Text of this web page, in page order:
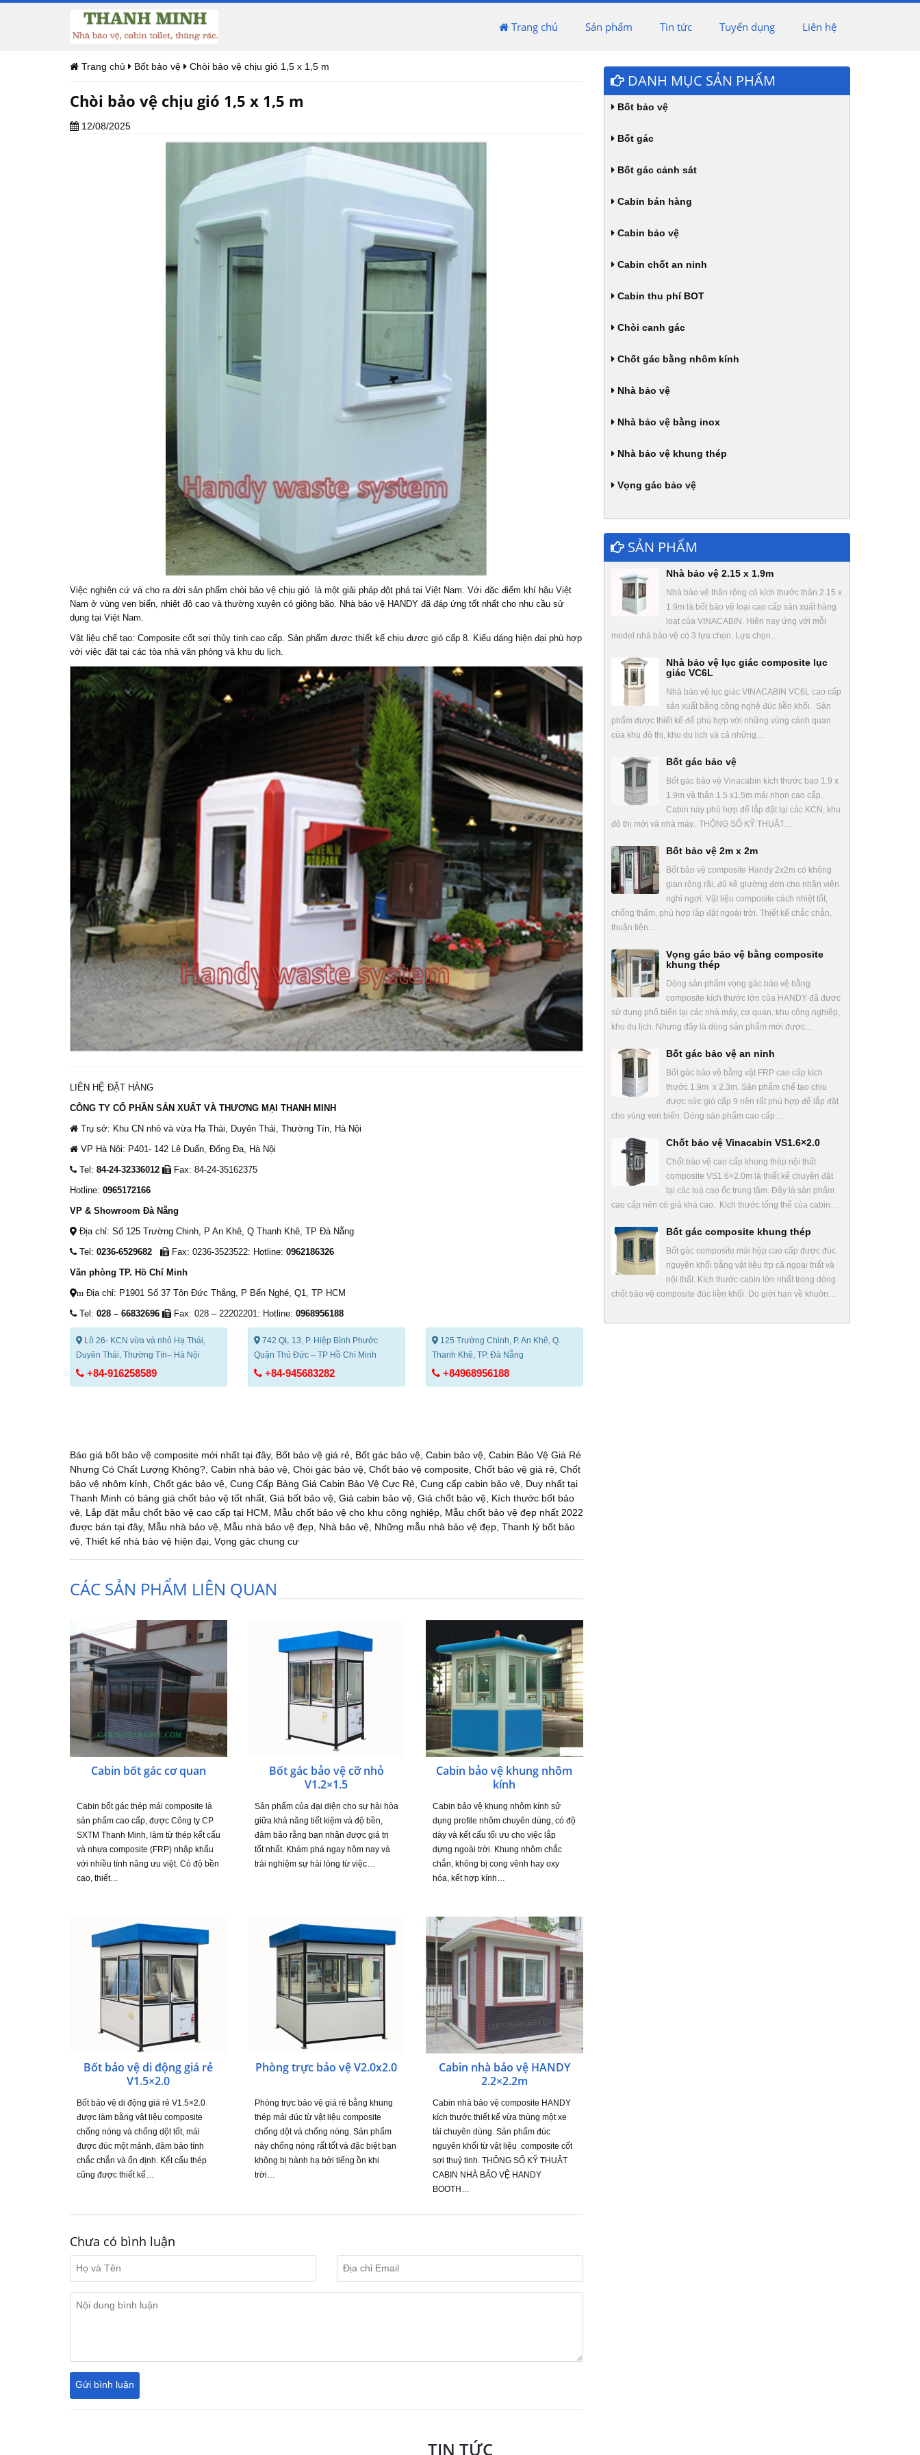
Trang chủ Sản phẩm Tin tức Tuyển dụng Liên hệ
Trang chủ Bốt bảo vệ Chòi bảo vệ chịu gió 1,5 x 1,5 m
Chòi bảo vệ chịu gió 1,5 x 1,5 m
12/08/2025
Việc nghiên cứ và cho ra đời sản phẩm chòi bảo vệ chịu gió là một giải pháp đột phá tại Việt Nam. Với đặc điểm khí hậu Việt
Nam ở vùng ven biển, nhiệt độ cao và thường xuyên có giông bão. Nhà bảo vệ HANDY đã đáp ứng tốt nhất cho nhu cầu sử
dụng tại Việt Nam.
Vật liệu chế tạo: Composite cốt sợi thủy tinh cao cấp. Sản phẩm được thiết kế chịu được gió cấp 8. Kiểu dáng hiện đại phù hợp
với việc đặt tại các tòa nhà văn phòng và khu du lịch.
LIÊN HỆ ĐẶT HÀNG
CÔNG TY CỔ PHẦN SẢN XUẤT VÀ THƯƠNG MẠI THANH MINH
Trụ sở: Khu CN nhỏ và vừa Hạ Thái, Duyên Thái, Thường Tín, Hà Nội
VP Hà Nội: P401- 142 Lê Duẩn, Đống Đa, Hà Nội
Tel: 84-24-32336012
Fax: 84-24-35162375
Hotline: 0965172166
VP & Showroom Đà Nẵng
Địa chỉ: Số 125 Trường Chinh, P An Khê, Q Thanh Khê, TP Đà Nẵng
Tel: 0236-6529682 Fax: 0236-3523522: Hotline: 0962186326
Văn phòng TP. Hồ Chí Minh
m Địa chỉ: P1901 Số 37 Tôn Đức Thắng, P Bến Nghé, Q1, TP HCM
Tel: 028 – 66832696 Fax: 028 – 22202201: Hotline: 0968956188
Lô 26- KCN vừa và nhỏ Hạ Thái,
Duyên Thái, Thường Tín– Hà Nội
+84-916258589
742 QL 13, P. Hiệp Bình Phước
Quận Thủ Đức – TP Hồ Chí Minh
+84-945683282
125 Trường Chinh, P. An Khê, Q.
Thanh Khê, TP. Đà Nẵng
+84968956188
Báo giá bốt bảo vệ composite mới nhất tại đây, Bốt bảo vệ giá rẻ, Bốt gác bảo vệ, Cabin bảo vệ, Cabin Bảo Vệ Giá Rẻ
Nhưng Có Chất Lượng Không?, Cabin nhà bảo vệ, Chòi gác bảo vệ, Chốt bảo vệ composite, Chốt bảo vệ giá rẻ, Chốt
bảo vệ nhôm kính, Chốt gác bảo vệ, Cung Cấp Bảng Giá Cabin Bảo Vệ Cực Rẻ, Cung cấp cabin bảo vệ, Duy nhất tại
Thanh Minh có bảng giá chốt bảo vệ tốt nhất, Giá bốt bảo vệ, Giá cabin bảo vệ, Giá chốt bảo vệ, Kích thước bốt bảo
vệ, Lắp đặt mẫu chốt bảo vệ cao cấp tại HCM, Mẫu chốt bảo vệ cho khu công nghiệp, Mẫu chốt bảo vệ đẹp nhất 2022
được bán tại đây, Mẫu nhà bảo vệ, Mẫu nhà bảo vệ đẹp, Nhà bảo vệ, Những mẫu nhà bảo vệ đẹp, Thanh lý bốt bảo
vệ, Thiết kế nhà bảo vệ hiện đại, Vọng gác chung cư
CÁC SẢN PHẨM LIÊN QUAN
Cabin bốt gác cơ quan
Cabin bốt gác thép mái composite là
sản phẩm cao cấp, được Công ty CP
SXTM Thanh Minh, làm từ thép kết cấu
và nhựa composite (FRP) nhập khẩu
với nhiều tính năng ưu việt. Có độ bền
cao, thiết…
Bốt gác bảo vệ cỡ nhỏ
V1.2×1.5
Sản phẩm của đại diện cho sự hài hòa
giữa khả năng tiết kiệm và độ bền,
đảm bảo rằng bạn nhận được giá trị
tốt nhất. Khám phá ngay hôm nay và
trải nghiệm sự hài lòng từ việc…
Cabin bảo vệ khung nhôm
kính
Cabin bảo vệ khung nhôm kính sử
dụng profile nhôm chuyên dùng, có độ
dày và kết cấu tối ưu cho việc lắp
dựng ngoài trời. Khung nhôm chắc
chắn, không bị cong vênh hay oxy
hóa, kết hợp kính…
Bốt bảo vệ di động giá rẻ
V1.5×2.0
Bốt bảo vệ di động giá rẻ V1.5×2.0
được làm bằng vật liệu composite
chống nóng và chống dột tốt, mái
được đúc một mảnh, đảm bảo tính
chắc chắn và ổn định. Kết cấu thép
cũng được thiết kế…
Phòng trực bảo vệ V2.0x2.0
Phòng trực bảo vệ giá rẻ bằng khung
thép mái đúc từ vật liệu composite
chống dột và chống nóng. Sản phẩm
này chống nóng rất tốt và đặc biệt bạn
không bị hành hạ bởi tiếng ồn khi
trời…
Cabin nhà bảo vệ HANDY
2.2×2.2m
Cabin nhà bảo vệ composite HANDY
kích thước thiết kế vừa thùng một xe
tải chuyên dùng. Sản phẩm đúc
nguyên khối từ vật liệu composite cốt
sợi thuỷ tinh. THÔNG SỐ KỸ THUÂT
CABIN NHÀ BẢO VỆ HANDY
BOOTH…
Chưa có bình luận
DANH MỤC SẢN PHẨM
Bốt bảo vệ
Bốt gác
Bốt gác cảnh sát
Cabin bán hàng
Cabin bảo vệ
Cabin chốt an ninh
Cabin thu phí BOT
Chòi canh gác
Chốt gác bằng nhôm kính
Nhà bảo vệ
Nhà bảo vệ bằng inox
Nhà bảo vệ khung thép
Vọng gác bảo vệ
SẢN PHẨM
Nhà bảo vệ 2.15 x 1.9m
Nhà bảo vệ thân rộng có kích thước thân 2.15 x
1.9m là bốt bảo vệ loại cao cấp sản xuất hàng
loạt của VINACABIN. Hiện nay ứng với mỗi
model nhà bảo vệ có 3 lựa chọn: Lựa chọn…
Nhà bảo vệ lục giác composite lục
giác VC6L
Nhà bảo vệ lục giác VINACABIN VC6L cao cấp
sản xuất bằng công nghệ đúc liền khối. Sản
phẩm được thiết kế để phù hợp với những vùng cảnh quan
của khu đô thị, khu du lịch và cả những…
Bốt gác bảo vệ
Bốt gác bảo vệ Vinacabin kích thước bao 1.9 x
1.9m và thân 1.5 x1.5m mái nhọn cao cấp.
Cabin này phù hợp để lắp đặt tại các KCN, khu
đô thị mới và nhà máy.. THÔNG SỐ KỸ THUẬT…
Bốt bảo vệ 2m x 2m
Bốt bảo vệ composite Handy 2x2m có không
gian rộng rãi, đủ kê giường đơn cho nhân viên
nghỉ ngơi. Vật liệu composite cách nhiệt tốt,
chống thấm, phù hợp lắp đặt ngoài trời. Thiết kế chắc chắn,
thuận tiện…
Vọng gác bảo vệ bằng composite
khung thép
Dòng sản phẩm vọng gác bảo vệ bằng
composite kích thước lớn của HANDY đã được
sử dụng phổ biến tại các nhà máy, cơ quan, khu công nghiệp,
khu du lịch. Nhưng đây là dòng sản phẩm mới được…
Bốt gác bảo vệ an ninh
Bốt gác bảo vệ bằng vật FRP cao cấp kích
thước 1.9m x 2.3m. Sản phẩm chế tạo chịu
được sức gió cấp 9 nên rất phù hợp để lắp đặt
cho vùng ven biển. Dòng sản phẩm cao cấp…
Chốt bảo vệ Vinacabin VS1.6×2.0
Chốt bảo vệ cao cấp khung thép nội thất
composite VS1.6×2.0m là thiết kế chuyên đặt
tại các toà cao ốc trung tâm. Đây là sản phẩm
cao cấp nên có giá khá cao. Kích thước tổng thể của cabin…
Bốt gác composite khung thép
Bốt gác composite mái hộp cao cấp được đúc
nguyên khối bằng vật liệu frp cả ngoại thất và
nội thất. Kích thước cabin lớn nhất trong dòng
chốt bảo vệ composite đúc liền khối. Do giới hạn về khuôn…
TIN TỨC